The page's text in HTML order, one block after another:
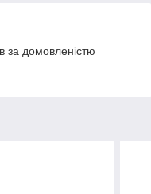
за домовленістю